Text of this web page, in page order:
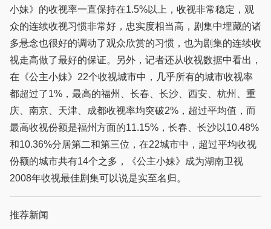
小妹》的收视率一直保持在1.5%以上，收视非常稳定，观
众的连续收视习惯非常好，忠实度相当高，剧集中埋藏的诸
多悬念也很好的调动了观众欣赏的习惯，也为剧集的连续收
视走高做了最好的保证。另外，记者还从收视数据中看出，
在《公主小妹》22个收视城市中，几乎所有的城市收视率
都超过了1%，最高的福州、长春、长沙、西安、杭州、重
庆、南京、天津、成都收视率均突破2%，超过平均值，而
最高收视份额是福州方面的11.15%，长春、长沙以10.48%
和10.36%分居第二和第三位，在22城市中，超过平均收视
份额的城市共有14个之多，《公主小妹》成为湖南卫视
2008年收视最佳剧集可以说是实至名归。
推荐新闻